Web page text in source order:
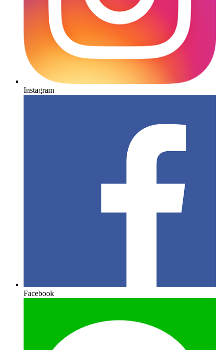
Instagram
Facebook